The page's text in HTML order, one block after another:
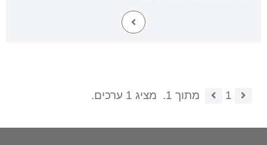
1 מתוך 1. מציג 1 ערכים.